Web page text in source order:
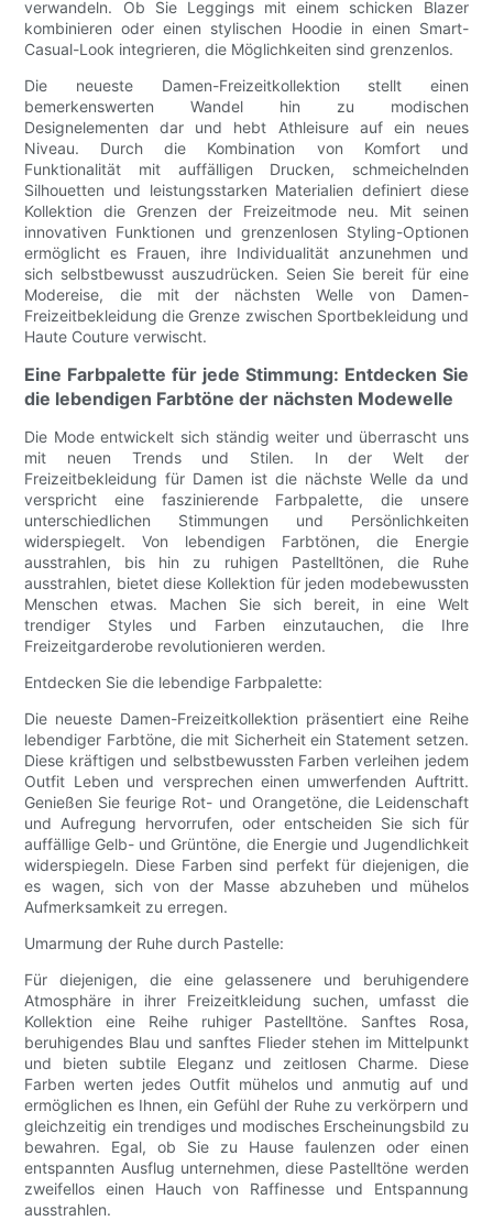
verwandeln. Ob Sie Leggings mit einem schicken Blazer
kombinieren oder einen stylischen Hoodie in einen Smart-
Casual-Look integrieren, die Möglichkeiten sind grenzenlos.
Die neueste Damen-Freizeitkollektion stellt einen
bemerkenswerten Wandel hin zu modischen
Designelementen dar und hebt Athleisure auf ein neues
Niveau. Durch die Kombination von Komfort und
Funktionalität mit auffälligen Drucken, schmeichelnden
Silhouetten und leistungsstarken Materialien definiert diese
Kollektion die Grenzen der Freizeitmode neu. Mit seinen
innovativen Funktionen und grenzenlosen Styling-Optionen
ermöglicht es Frauen, ihre Individualität anzunehmen und
sich selbstbewusst auszudrücken. Seien Sie bereit für eine
Modereise, die mit der nächsten Welle von Damen-
Freizeitbekleidung die Grenze zwischen Sportbekleidung und
Haute Couture verwischt.
Eine Farbpalette für jede Stimmung: Entdecken Sie
die lebendigen Farbtöne der nächsten Modewelle
Die Mode entwickelt sich ständig weiter und überrascht uns
mit neuen Trends und Stilen. In der Welt der
Freizeitbekleidung für Damen ist die nächste Welle da und
verspricht eine faszinierende Farbpalette, die unsere
unterschiedlichen Stimmungen und Persönlichkeiten
widerspiegelt. Von lebendigen Farbtönen, die Energie
ausstrahlen, bis hin zu ruhigen Pastelltönen, die Ruhe
ausstrahlen, bietet diese Kollektion für jeden modebewussten
Menschen etwas. Machen Sie sich bereit, in eine Welt
trendiger Styles und Farben einzutauchen, die Ihre
Freizeitgarderobe revolutionieren werden.
Entdecken Sie die lebendige Farbpalette:
Die neueste Damen-Freizeitkollektion präsentiert eine Reihe
lebendiger Farbtöne, die mit Sicherheit ein Statement setzen.
Diese kräftigen und selbstbewussten Farben verleihen jedem
Outfit Leben und versprechen einen umwerfenden Auftritt.
Genießen Sie feurige Rot- und Orangetöne, die Leidenschaft
und Aufregung hervorrufen, oder entscheiden Sie sich für
auffällige Gelb- und Grüntöne, die Energie und Jugendlichkeit
widerspiegeln. Diese Farben sind perfekt für diejenigen, die
es wagen, sich von der Masse abzuheben und mühelos
Aufmerksamkeit zu erregen.
Umarmung der Ruhe durch Pastelle:
Für diejenigen, die eine gelassenere und beruhigendere
Atmosphäre in ihrer Freizeitkleidung suchen, umfasst die
Kollektion eine Reihe ruhiger Pastelltöne. Sanftes Rosa,
beruhigendes Blau und sanftes Flieder stehen im Mittelpunkt
und bieten subtile Eleganz und zeitlosen Charme. Diese
Farben werten jedes Outfit mühelos und anmutig auf und
ermöglichen es Ihnen, ein Gefühl der Ruhe zu verkörpern und
gleichzeitig ein trendiges und modisches Erscheinungsbild zu
bewahren. Egal, ob Sie zu Hause faulenzen oder einen
entspannten Ausflug unternehmen, diese Pastelltöne werden
zweifellos einen Hauch von Raffinesse und Entspannung
ausstrahlen.